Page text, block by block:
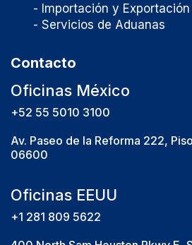
- Importación y Exportación
- Servicios de Aduanas
Contacto
Oficinas México
+52 55 5010 3100
Av. Paseo de la Reforma 222,
06600
Oficinas EEUU
+1 281 809 5622